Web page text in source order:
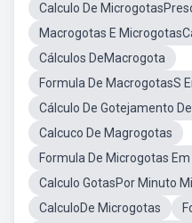
Calculo De
Macrogotas E
Cálculos DeMacrogota
Formula De MacrogotasS
Cálculo De Gotejamento
Calcuco De Magrogotas
Formula De Microgotas
Calculo GotasPor Minuto
CalculoDe Microgotas